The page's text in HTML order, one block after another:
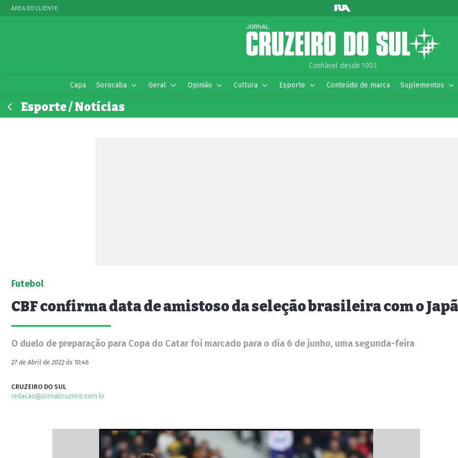
ÁREA DO CLIENTE
Confiável desde 1903.
Capa Sorocaba Geral Opinião Cultura Esporte Conteúdo de marca Suplementos
Esporte / Notícias
Futebol
CBF confirma data de amistoso da seleção brasileira com o
O duelo de preparação para Copa do Catar foi marcado para o dia 6 de junho, uma segunda-feira
27 de Abril de 2022 às 10:46
CRUZEIRO DO SUL
redacao@jornalcruzeiro.com.br